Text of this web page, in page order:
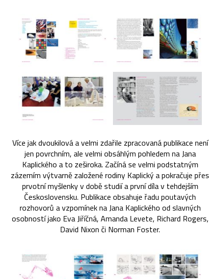
Více jak dvoukilová a velmi zdařile zpracovaná publikace není
jen povrchním, ale velmi obsáhlým pohledem na Jana
Kaplického a to zeširoka. Začíná se velmi podstatným
zázemím výtvarně založené rodiny Kaplický a pokračuje přes
prvotní myšlenky v době studií a první díla v tehdejším
Československu. Publikace obsahuje řadu poutavých
rozhovorů a vzpomínek na Jana Kaplického od slavných
osobností jako Eva Jiříčná, Amanda Levete, Richard Rogers,
David Nixon či Norman Foster.